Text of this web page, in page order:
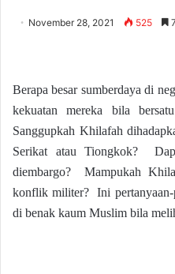
November 28, 2021 525
Berapa besar sumberdaya di
kekuatan mereka bila
Sanggupkah Khilafah
Serikat atau Tiongkok?
diembargo? Mampukah
konflik militer? Ini pertanyaan-
di benak kaum Muslim bila